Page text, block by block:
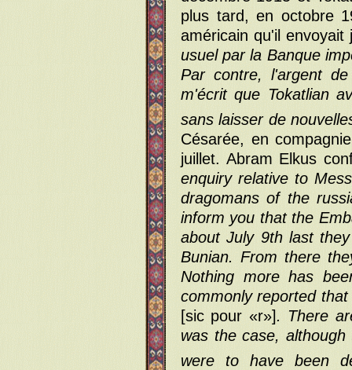
plus tard, en octobre
américain qu'il envoyait
usuel par la Banque
Par contre, l'argent
m'écrit que Tokatlian
sans laisser de
Césarée, en
juillet. Abram Elkus
enquiry relative to
dragomans of the
inform you that the
about July 9th last
Bunian. From there
Nothing more has
commonly reported
[sic pour «r»]. There
was the case,
were to have been